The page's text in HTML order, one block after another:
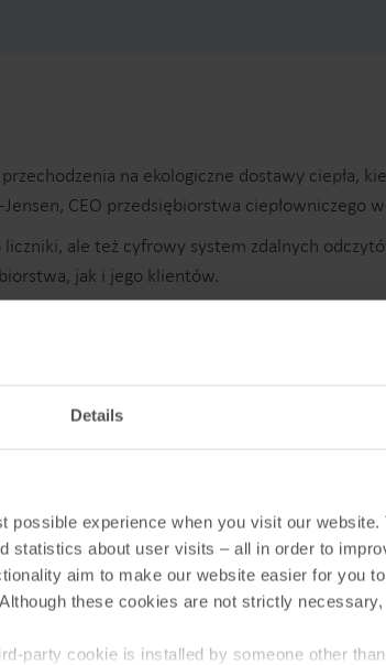
Details
possible experience when you visit our
statistics about user visits – all in order to
aim to make our website easier for you
these cookies are not strictly
party cookie is installed by someone other
na ekologiczne dostawy ciepła,
CEO przedsiębiorstwa ciepłowniczego
ale też cyfrowy system zdalnych
jak i jego klientów.
energetycznych poświęca się coraz